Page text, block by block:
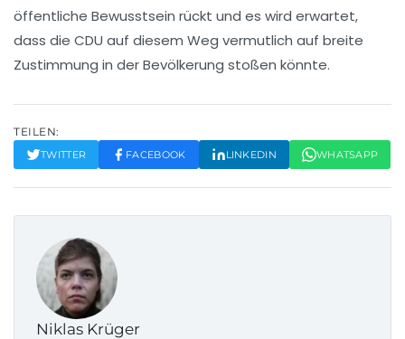
öffentliche Bewusstsein rückt und es wird erwartet,
dass die CDU auf diesem Weg vermutlich auf breite
Zustimmung in der Bevölkerung stoßen könnte.
TEILEN:
TWITTER FACEBOOK LINKEDIN WHATSAPP
Niklas Krüger